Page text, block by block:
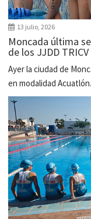
13 julio, 2026
Moncada última
de los JJDD
Ayer la ciudad de
en modalidad